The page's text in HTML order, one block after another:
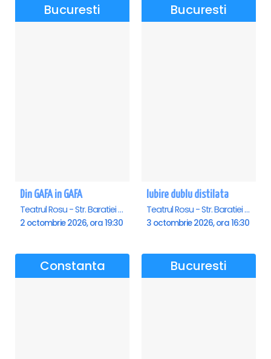
Bucuresti
Din GAFA in GAFA
Teatrul Rosu - Str. Baratiei 31, Bucuresti
2 octombrie 2026, ora 19:30
Bucuresti
Iubire dublu distilata
Teatrul Rosu - Str. Baratiei 31, Bucuresti
3 octombrie 2026, ora 16:30
Constanta Bucuresti